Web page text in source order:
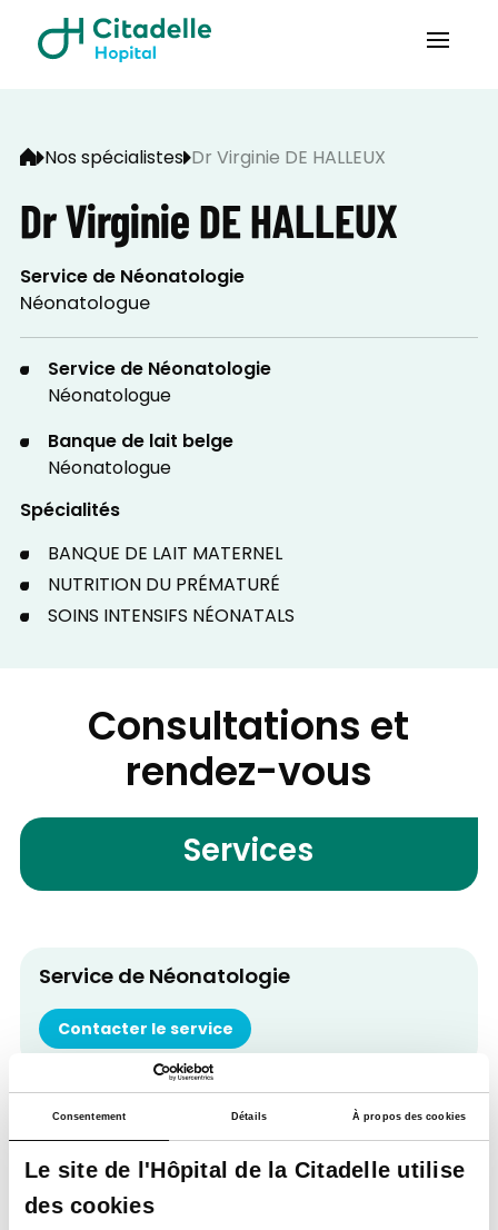
Consentement Détails À propos des cookies
Le site de l'Hôpital de la Citadelle utilise
des cookies
Nos spécialistes Dr Virginie DE HALLEUX
Dr Virginie DE HALLEUX
Service de Néonatologie
Néonatologue
Service de Néonatologie
Néonatologue
Banque de lait belge
Néonatologue
Spécialités
BANQUE DE LAIT MATERNEL
NUTRITION DU PRÉMATURÉ
SOINS INTENSIFS NÉONATALS
Consultations et
rendez-vous
Services
Service de Néonatologie
Contacter le service
Banque de lait belge
Contacter le service